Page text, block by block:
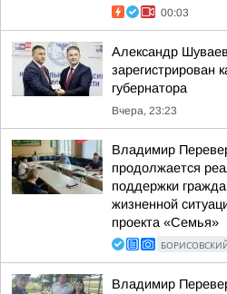
00:03
Александр
зарегистрирован
губернатора
Вчера, 23:23
Владимир
продолжается
поддержки
жизненной
проекта «Семья»
Владимир